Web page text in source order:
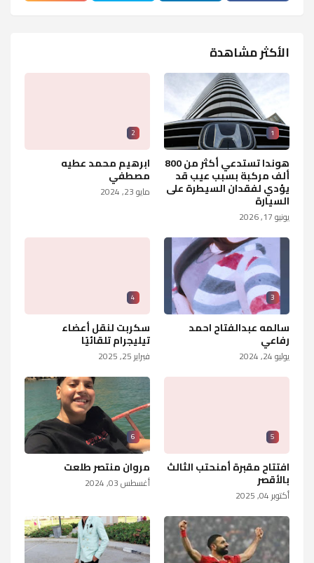
الأكثر مشاهدة
1
هوندا تستدعي أكثر من 800
ألف مركبة بسبب عيب قد
يؤدي لفقدان السيطرة على
السيارة
يونيو 17, 2026
2
ابرهيم محمد عطيه
مصطفي
مايو 23, 2024
3
سالمه عبدالفتاح احمد
رفاعي
يوليو 24, 2024
4
سكربت لنقل أعضاء
تيليجرام تلقائيًا
فبراير 25, 2025
5
افتتاح مقبرة أمنحتب الثالث
بالأقصر
أكتوبر 04, 2025
6
مروان منتصر طلعت
أغسطس 03, 2024